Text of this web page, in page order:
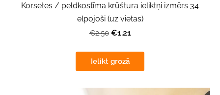
Korsetes / peldkostīma krūštura ieliktņi izmērs 34
elpojoši (uz vietas)
€2.50 €1.21
Ielikt grozā